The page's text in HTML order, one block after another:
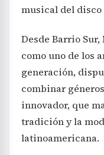
musical del
Desde Barrio
como uno de los
generación,
combinar
innovador, que
tradición y la
latinoamericana.